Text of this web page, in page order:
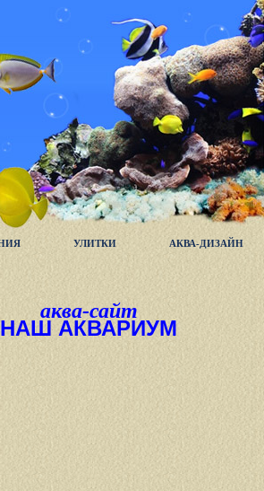
УЛИТКИ
АКВА-ДИЗАЙН
аква-сайт
НАШ АКВАРИУМ